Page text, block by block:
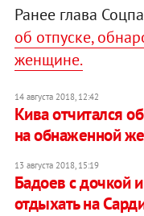
Ранее глава
об отпуске,
женщине.
14 августа 2018, 12:42
Кива отчитался
на обнаженной
13 августа 2018, 15:19
Бадоев с дочкой
отдыхать на